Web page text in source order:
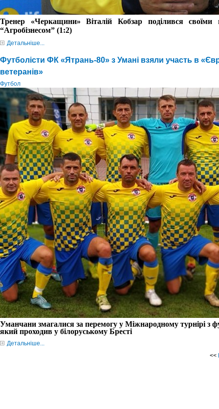
Тренер «Черкащини» Віталій Кобзар поділився
“Агробізнесом” (1:2)
Детальніше...
Футболісти ФК «Ятрань-80» з Умані взяли участь в
ветеранів»
Футбол
Уманчани змагалися за перемогу у Міжнародному турнірі з
який проходив у білоруському Бресті
Детальніше...
<<